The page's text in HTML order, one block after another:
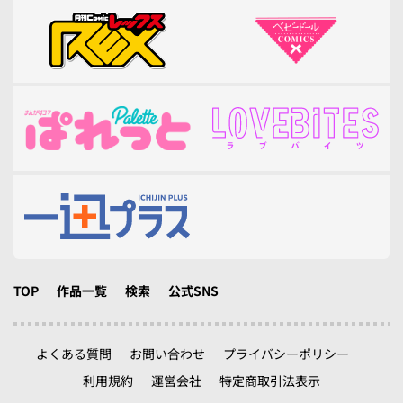
TOP 作品一覧 検索 公式SNS
よくある質問 お問い合わせ
プライバシーポリシー
利用規約
運営会社 特定商取引法表示